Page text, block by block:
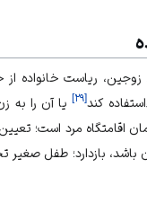
«در روابط زوجین،
کند[۲۹]یا آن را به
همان اقامتگاه مرد است؛
بازدارد؛ طفل